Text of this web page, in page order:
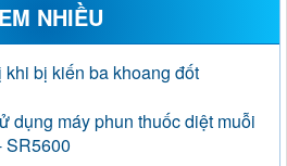
NHIỀU
bị kiến ba khoang đốt
dụng máy phun thuốc diệt muỗi
SR5600